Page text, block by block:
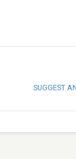
SUGGEST